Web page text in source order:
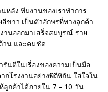
หลัง ทีมงานของเราทำการ
ขาว เป็นตัวอักษรที่ทางลูกค้า
านออกมาเสร็จสมบูรณ์ ราย
วน และคมชัด
นตีในเรื่องของความเป็นมือ
โรงงานอย่างพิถีพิถัน ใส่ใจใน
กค้าได้ภายใน 7 – 10 วัน